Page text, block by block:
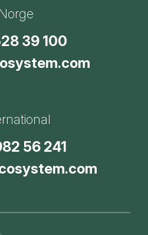
Norge
39 100
56 241